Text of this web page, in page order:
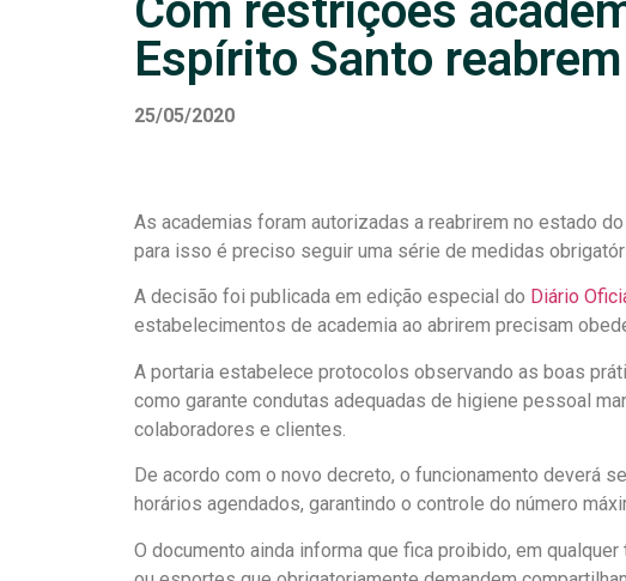
Com restrições
Espírito Santo reabrem
25/05/2020
As academias foram autorizadas a reabrirem no estado
para isso é preciso seguir uma série de medidas
A decisão foi publicada em edição especial do Diário
estabelecimentos de academia ao abrirem precisam
A portaria estabelece protocolos observando as boas
como garante condutas adequadas de higiene pessoal
colaboradores e clientes.
De acordo com o novo decreto, o funcionamento deverá
horários agendados, garantindo o controle do número
O documento ainda informa que fica proibido, em